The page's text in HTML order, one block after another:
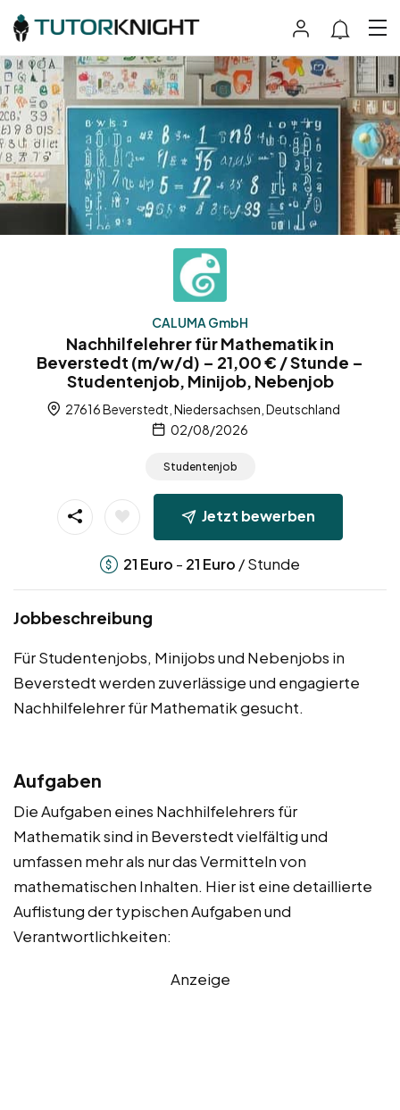
CALUMA GmbH
Nachhilfelehrer für Mathematik in
Beverstedt (m/w/d) – 21,00 € / Stunde –
Studentenjob, Minijob, Nebenjob
27616 Beverstedt, Niedersachsen, Deutschland
02/08/2026
Studentenjob
Jetzt bewerben
21 Euro - 21 Euro / Stunde
Jobbeschreibung
Für Studentenjobs, Minijobs und Nebenjobs in
Beverstedt werden zuverlässige und engagierte
Nachhilfelehrer für Mathematik gesucht.
Aufgaben
Die Aufgaben eines Nachhilfelehrers für
Mathematik sind in Beverstedt vielfältig und
umfassen mehr als nur das Vermitteln von
mathematischen Inhalten. Hier ist eine detaillierte
Auflistung der typischen Aufgaben und
Verantwortlichkeiten:
Anzeige